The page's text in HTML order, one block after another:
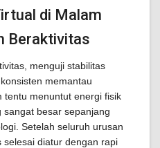
di Malam
Beraktivitas
menguji stabilitas
memantau
tentu menuntut energi fisik
besar sepanjang
Setelah seluruh urusan
selesai diatur dengan rapi